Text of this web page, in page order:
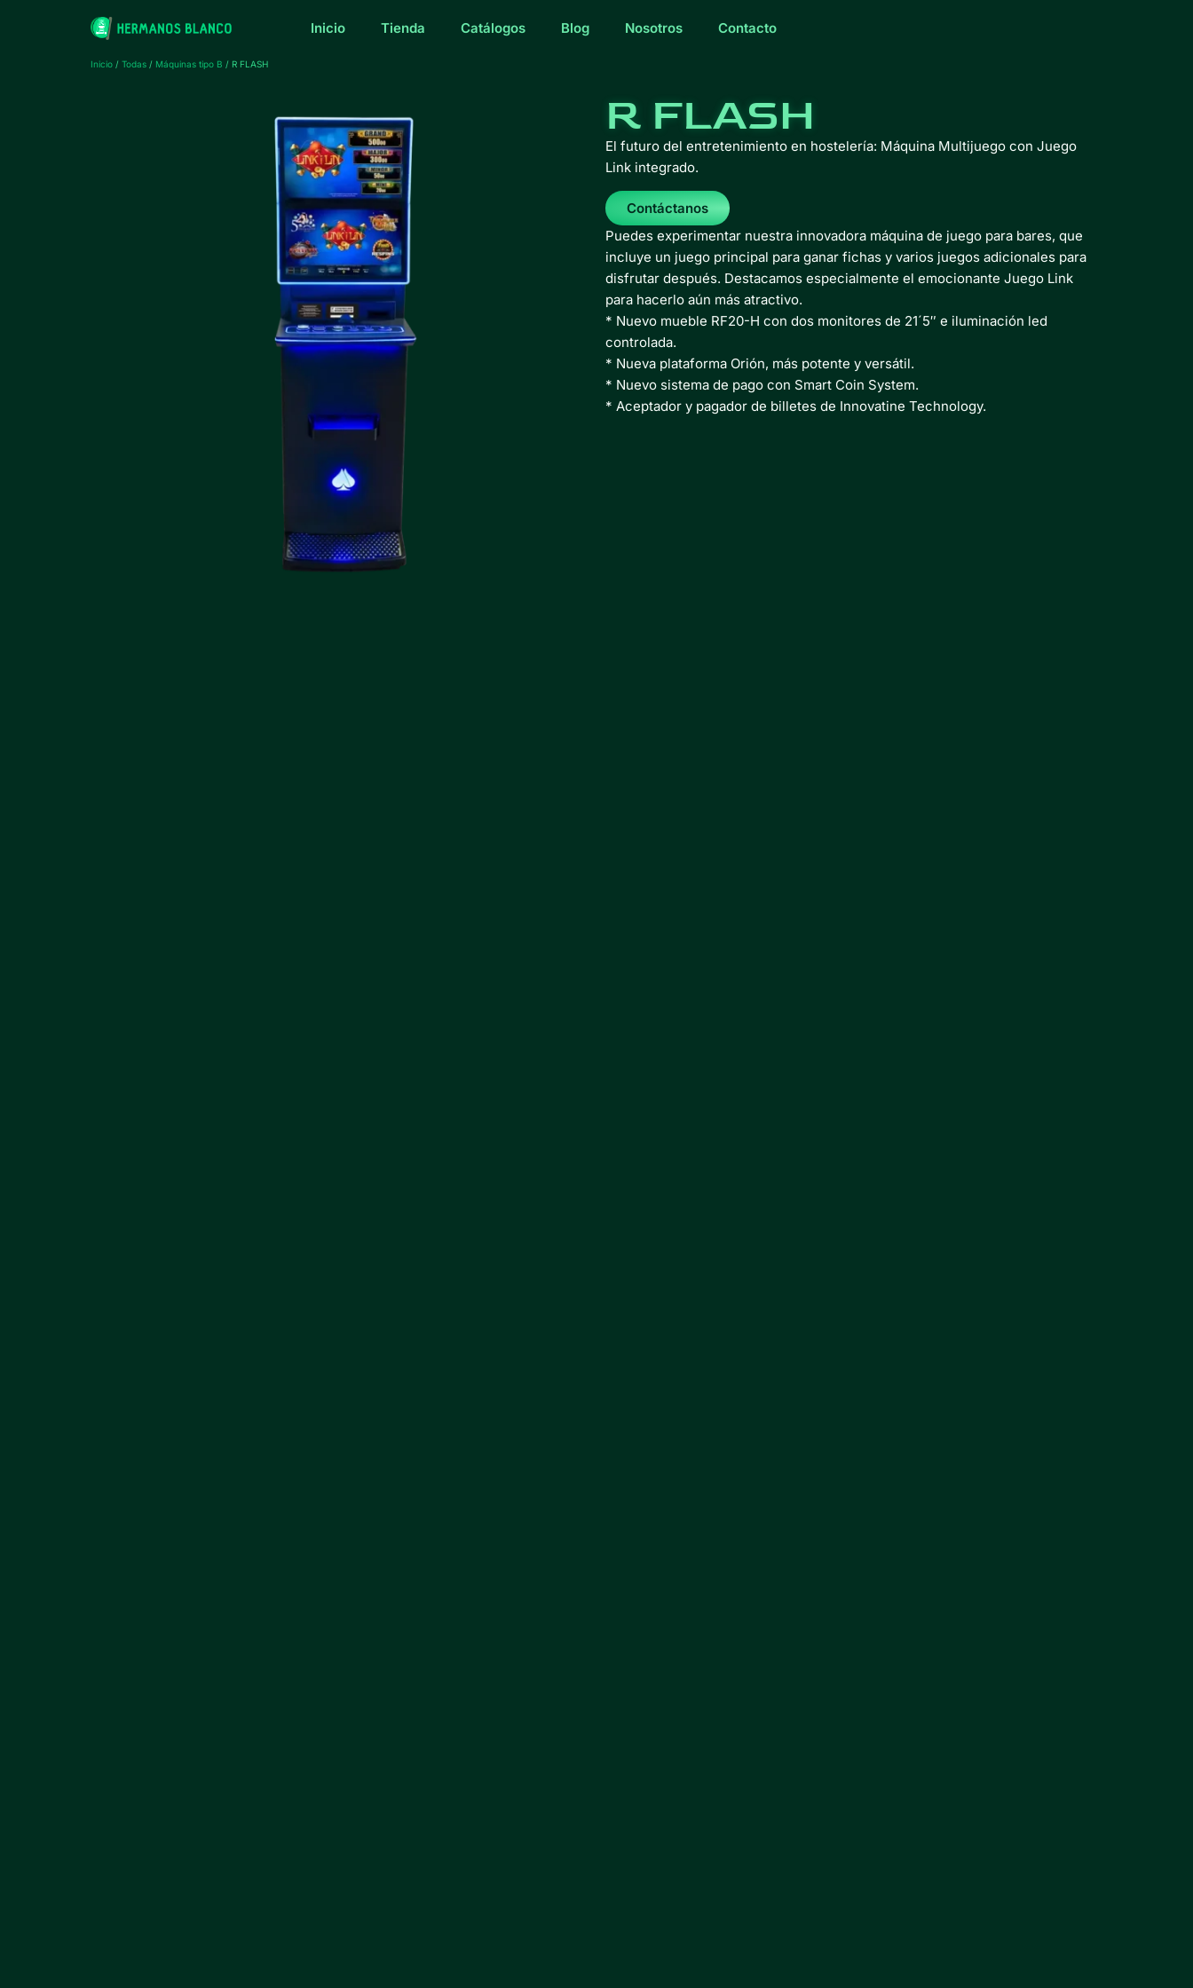
Inicio Tienda Catálogos Blog Nosotros Contacto
Inicio / Todas / Máquinas tipo B / R FLASH
R FLASH
El futuro del entretenimiento en hostelería: Máquina Multijuego con Juego
Link integrado.
Contáctanos
Puedes experimentar nuestra innovadora máquina de juego para bares, que
incluye un juego principal para ganar fichas y varios juegos adicionales para
disfrutar después. Destacamos especialmente el emocionante Juego Link
para hacerlo aún más atractivo.
* Nuevo mueble RF20-H con dos monitores de 21´5″ e iluminación led
controlada.
* Nueva plataforma Orión, más potente y versátil.
* Nuevo sistema de pago con Smart Coin System.
* Aceptador y pagador de billetes de Innovatine Technology.